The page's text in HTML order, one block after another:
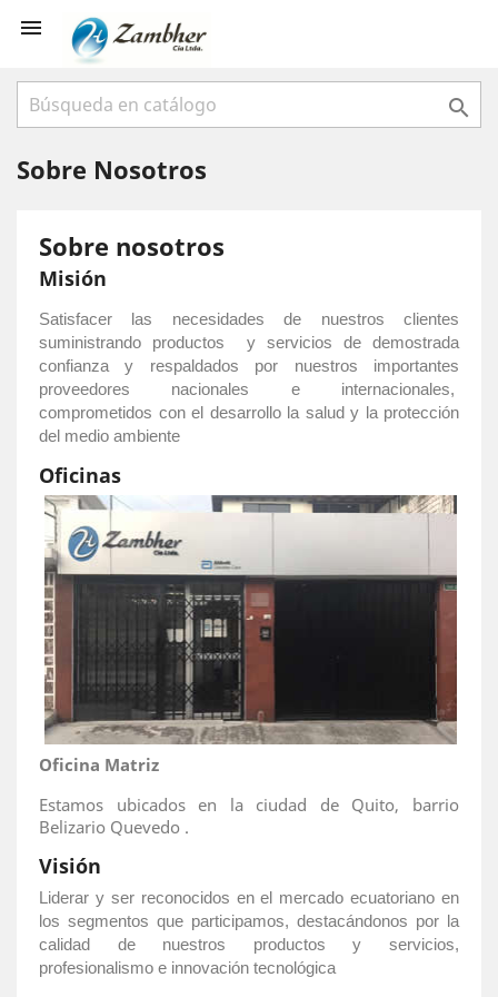


Sobre Nosotros
Sobre nosotros
Misión
Satisfacer las necesidades de nuestros clientes
suministrando productos
y servicios de demostrada
confianza y respaldados por nuestros importantes
proveedores nacionales e internacionales,
comprometidos con el desarrollo la salud y la protección
del medio ambiente
Oficinas
Oficina Matriz
Estamos ubicados en la ciudad de Quito, barrio
Belizario Quevedo .
Visión
Liderar y ser reconocidos en el mercado ecuatoriano en
los segmentos que participamos, destacándonos por la
calidad de nuestros productos y servicios,
profesionalismo e innovación tecnológica